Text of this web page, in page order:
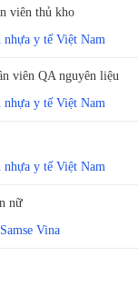
viên thủ kho
nhựa y tế Việt Nam
viên QA nguyên liệu
nhựa y tế Việt Nam
nhựa y tế Việt Nam
nữ
Vina